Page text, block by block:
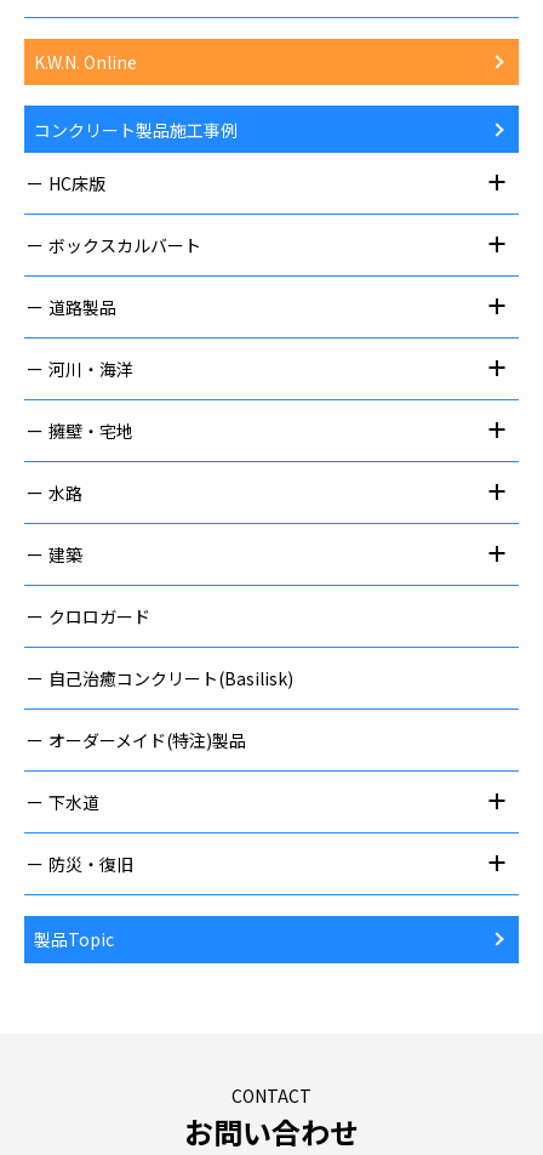
K.W.N. Online
コンクリート製品施工事例
HC床版
ボックスカルバート
道路製品
河川・海洋
擁壁・宅地
水路
建築
クロロガード
自己治癒コンクリート(Basilisk)
オーダーメイド(特注)製品
下水道
防災・復旧
製品Topic
CONTACT
お問い合わせ